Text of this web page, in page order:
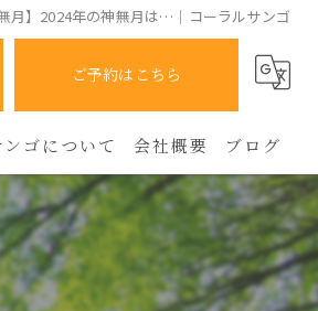
無月】2024年の神無月は…｜コーラルサンゴ
ご予約はこちら
ゴについて 会社概要 ブログ
コラム